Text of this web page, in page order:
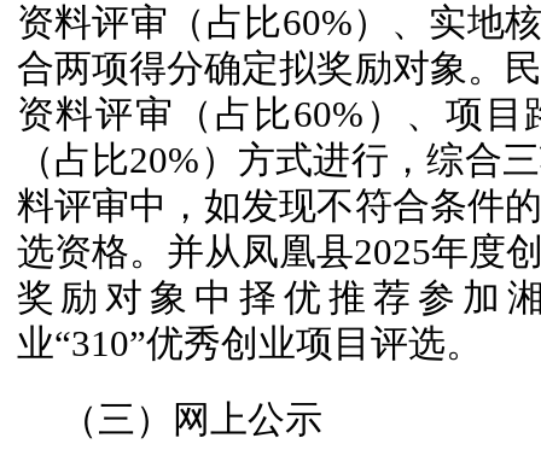
资料评审（占比60%）、实地
合两项得分确定拟奖励对象。
资料评审（占比60%）、项
（占比20%）方式进行，综合
料评审中，如发现不符合条件
选资格。并从凤凰县2025年度
奖励对象中择优推荐参加
业“310”优秀创业项目评选。
（三）网上公示